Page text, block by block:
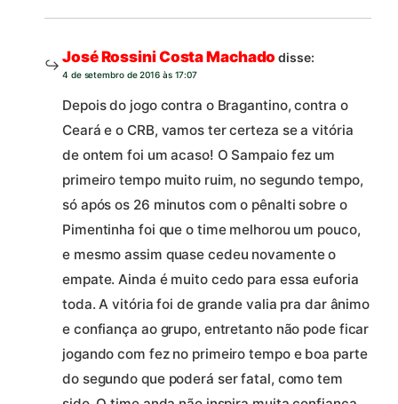
José Rossini Costa Machado disse:
4 de setembro de 2016 às 17:07
Depois do jogo contra o Bragantino, contra o
Ceará e o CRB, vamos ter certeza se a vitória
de ontem foi um acaso! O Sampaio fez um
primeiro tempo muito ruim, no segundo tempo,
só após os 26 minutos com o pênalti sobre o
Pimentinha foi que o time melhorou um pouco,
e mesmo assim quase cedeu novamente o
empate. Ainda é muito cedo para essa euforia
toda. A vitória foi de grande valia pra dar ânimo
e confiança ao grupo, entretanto não pode ficar
jogando com fez no primeiro tempo e boa parte
do segundo que poderá ser fatal, como tem